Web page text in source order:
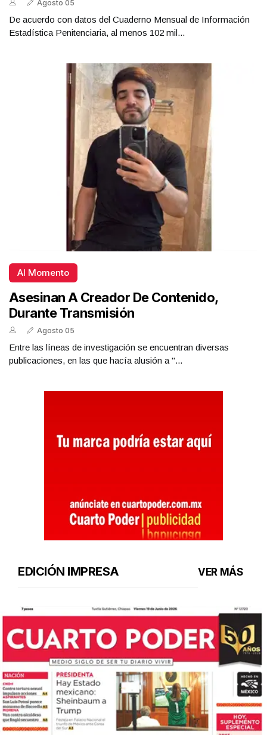
Agosto 05
De acuerdo con datos del Cuaderno Mensual de Información
Estadística Penitenciaria, al menos 102 mil...
Al Momento
Asesinan A Creador De Contenido,
Durante Transmisión
Agosto 05
Entre las líneas de investigación se encuentran diversas
publicaciones, en las que hacía alusión a "...
EDICIÓN IMPRESA VER MÁS